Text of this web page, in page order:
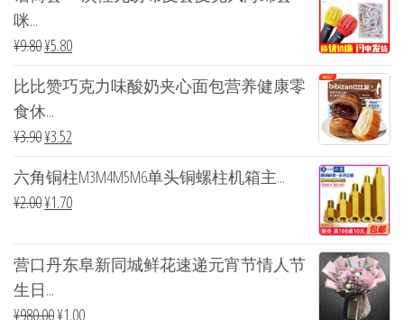
咪...
¥9.80¥5.80
比比赞巧克力味酸奶夹心面包营养健康零
食休...
¥3.90¥3.52
六角铜柱M3M4M5M6单头铜螺柱机箱主...
¥2.00¥1.70
营口丹东阜新同城鲜花速递元宵节情人节
生日...
¥980.00¥1.00